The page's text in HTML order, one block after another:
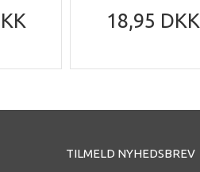
18,95 DKK
TILMELD NYHEDSBREV